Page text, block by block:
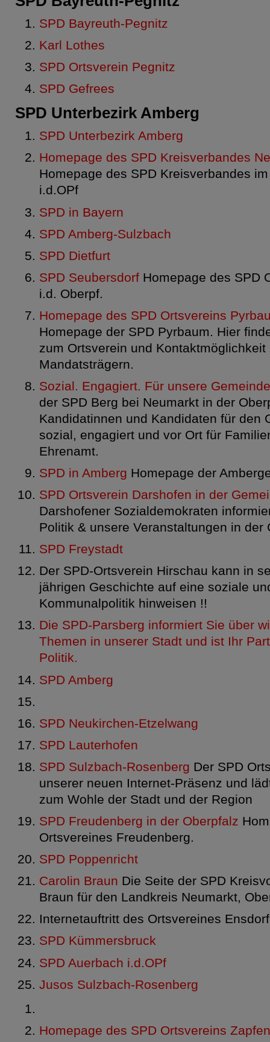
SPD Bayreuth-Pegnitz
Karl Lothes
SPD Ortsverein Pegnitz
SPD Gefrees
SPD Unterbezirk Amberg
SPD Unterbezirk Amberg
Homepage des SPD Kreisverbandes
Homepage des SPD Kreisverbandes
i.d.OPf
SPD in Bayern
SPD Amberg-Sulzbach
SPD Dietfurt
SPD Seubersdorf Homepage des SPD
i.d. Oberpf.
Homepage des SPD Ortsvereins
Homepage der SPD Pyrbaum. Hier
zum Ortsverein und Kontaktmöglichkeit
Mandatsträgern.
Sozial. Engagiert. Für unsere
der SPD Berg bei Neumarkt in der
Kandidatinnen und Kandidaten für den
sozial, engagiert und vor Ort für
Ehrenamt.
SPD in Amberg Homepage der
SPD Ortsverein Darshofen in der
Darshofener Sozialdemokraten
Politik & unsere Veranstaltungen in der
SPD Freystadt
Der SPD-Ortsverein Hirschau kann in
jährigen Geschichte auf eine soziale
Kommunalpolitik hinweisen !!
Die SPD-Parsberg informiert Sie über
Themen in unserer Stadt und ist Ihr
Politik.
SPD Amberg
SPD Neukirchen-Etzelwang
SPD Lauterhofen
SPD Sulzbach-Rosenberg Der SPD
unserer neuen Internet-Präsenz und
zum Wohle der Stadt und der Region
SPD Freudenberg in der Oberpfalz
Ortsvereines Freudenberg.
SPD Poppenricht
Carolin Braun Die Seite der SPD
Braun für den Landkreis Neumarkt,
Internetauftritt des Ortsvereines
SPD Kümmersbruck
SPD Auerbach i.d.OPf
Jusos Sulzbach-Rosenberg
Homepage des SPD Ortsvereins